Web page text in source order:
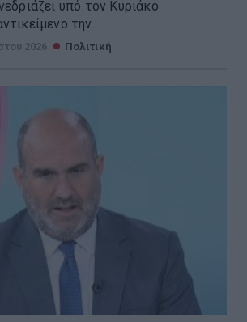
υπό τον Κυριάκο
την...
2026 Πολιτική